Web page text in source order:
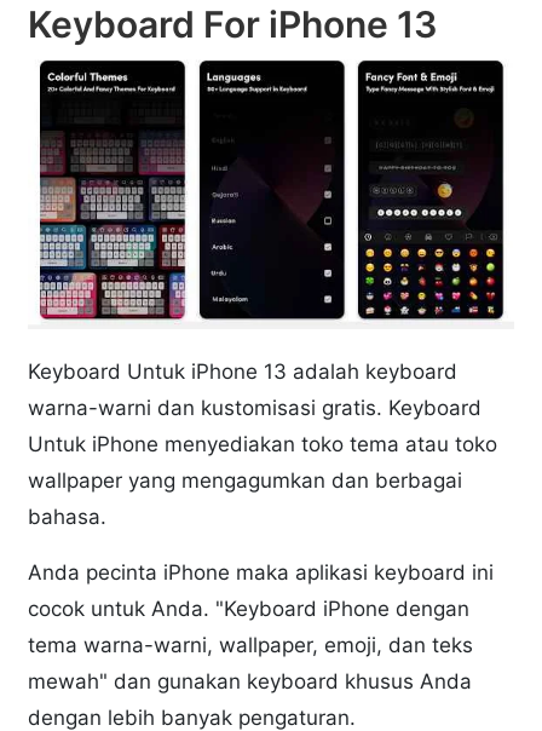
Keyboard For iPhone 13
Keyboard Untuk iPhone 13 adalah keyboard
warna-warni dan kustomisasi gratis. Keyboard
Untuk iPhone menyediakan toko tema atau toko
wallpaper yang mengagumkan dan berbagai
bahasa.
Anda pecinta iPhone maka aplikasi keyboard ini
cocok untuk Anda. "Keyboard iPhone dengan
tema warna-warni, wallpaper, emoji, dan teks
mewah" dan gunakan keyboard khusus Anda
dengan lebih banyak pengaturan.